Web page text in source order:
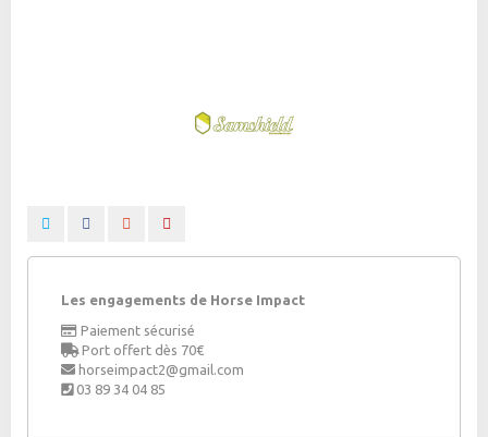
Les engagements de Horse Impact
Paiement sécurisé
Port offert dès 70€
horseimpact2@gmail.com
03 89 34 04 85